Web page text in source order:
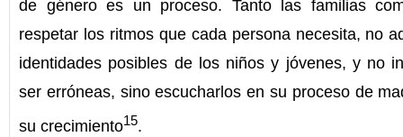
de género es un proceso. Tanto las familias
respetar los ritmos que cada persona necesita, no
identidades posibles de los niños y jóvenes, y no
ser erróneas, sino escucharlos en su proceso de
su crecimiento15.